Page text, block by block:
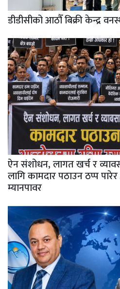
डीडीसीको आठौँ बिक्री केन्द्र
ऐन संशोधन, लागत खर्च र
लागि कामदार पठाउन ठप्प
म्यानपावर